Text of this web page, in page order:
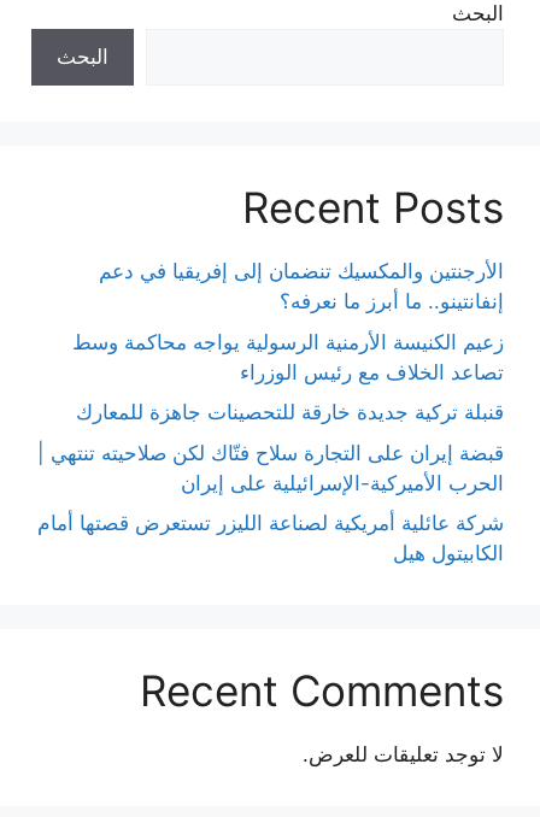
البحث
البحث
Recent Posts
الأرجنتين والمكسيك تنضمان إلى إفريقيا في دعم
إنفانتينو.. ما أبرز ما نعرفه؟
زعيم الكنيسة الأرمنية الرسولية يواجه محاكمة وسط
تصاعد الخلاف مع رئيس الوزراء
قنبلة تركية جديدة خارقة للتحصينات جاهزة للمعارك
قبضة إيران على التجارة سلاح فتّاك لكن صلاحيته تنتهي |
الحرب الأميركية-الإسرائيلية على إيران
شركة عائلية أمريكية لصناعة الليزر تستعرض قصتها أمام
الكابيتول هيل
Recent Comments
لا توجد تعليقات للعرض.